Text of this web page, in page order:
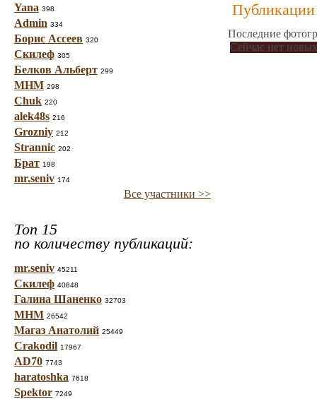
Yana 398
Admin 334
Борис Ассеев 320
Скилеф 305
Белков Альберт 299
МНМ 298
Chuk 220
alek48s 216
Grozniy 212
Strannic 202
Брат 198
mr.seniv 174
Все участники >>
Топ 15
по количеству публикаций:
mr.seniv 45211
Скилеф 40848
Галина Шаненко 32703
МНМ 26542
Магаз Анатолий 25449
Crakodil 17967
AD70 7743
haratoshka 7618
Spektor 7249
Публикации
Последние
Сейчас нет